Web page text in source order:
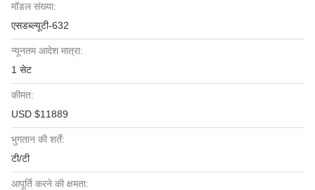
मॉडल संख्या:
एसडब्ल्यूटी-632
न्यूनतम आदेश मात्रा:
1 सेट
कीमत:
USD $11889
भुगतान की शर्तें:
टी/टी
आपूर्ति करने की क्षमता: